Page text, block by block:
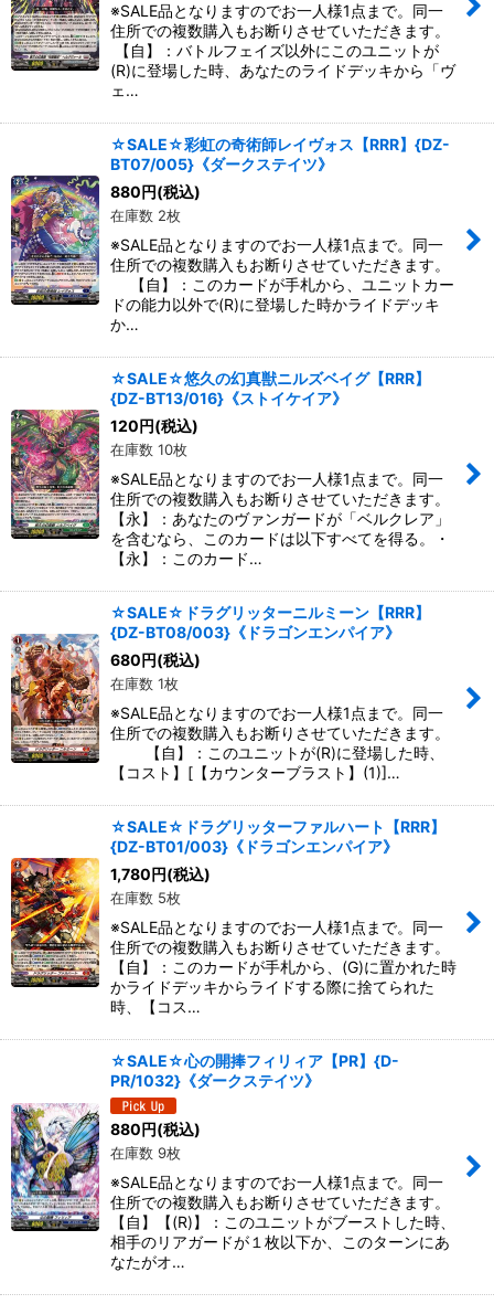
※SALE品となりますのでお一人様1点まで。同一
住所での複数購入もお断りさせていただきます。
【自】：バトルフェイズ以外にこのユニットが
(R)に登場した時、あなたのライドデッキから「ヴ
ェ…
☆SALE☆彩虹の奇術師レイヴォス【RRR】{DZ-
BT07/005}《ダークステイツ》
880円(税込)
在庫数 2枚
※SALE品となりますのでお一人様1点まで。同一
住所での複数購入もお断りさせていただきます。
【自】：このカードが手札から、ユニットカー
ドの能力以外で(R)に登場した時かライドデッキ
か…
☆SALE☆悠久の幻真獣ニルズベイグ【RRR】
{DZ-BT13/016}《ストイケイア》
120円(税込)
在庫数 10枚
※SALE品となりますのでお一人様1点まで。同一
住所での複数購入もお断りさせていただきます。
【永】：あなたのヴァンガードが「ベルクレア」
を含むなら、このカードは以下すべてを得る。・
【永】：このカード…
☆SALE☆ドラグリッターニルミーン【RRR】
{DZ-BT08/003}《ドラゴンエンパイア》
680円(税込)
在庫数 1枚
※SALE品となりますのでお一人様1点まで。同一
住所での複数購入もお断りさせていただきます。
【自】：このユニットが(R)に登場した時、
【コスト】[【カウンターブラスト】(1)]…
☆SALE☆ドラグリッターファルハート【RRR】
{DZ-BT01/003}《ドラゴンエンパイア》
1,780円(税込)
在庫数 5枚
※SALE品となりますのでお一人様1点まで。同一
住所での複数購入もお断りさせていただきます。
【自】：このカードが手札から、(G)に置かれた時
かライドデッキからライドする際に捨てられた
時、【コス…
☆SALE☆心の開捧フィリィア【PR】{D-
PR/1032}《ダークステイツ》
880円(税込)
在庫数 9枚
※SALE品となりますのでお一人様1点まで。同一
住所での複数購入もお断りさせていただきます。
【自】【(R)】：このユニットがブーストした時、
相手のリアガードが１枚以下か、このターンにあ
なたがオ…